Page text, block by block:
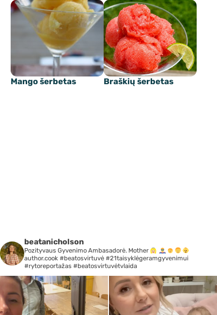
Mango šerbetas Braškių šerbetas
beatanicholson
Pozityvaus Gyvenimo Ambasadorė. Mother
author.cook #beatosvirtuvė #21taisyklėgeramgyvenimui
#rytoreportažas #beatosvirtuvėtvlaida